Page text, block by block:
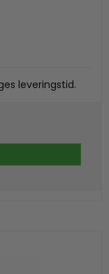
leveringstid.